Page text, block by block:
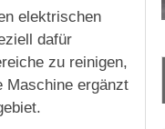
elektrischen
dafür
zu reinigen,
Maschine ergänzt